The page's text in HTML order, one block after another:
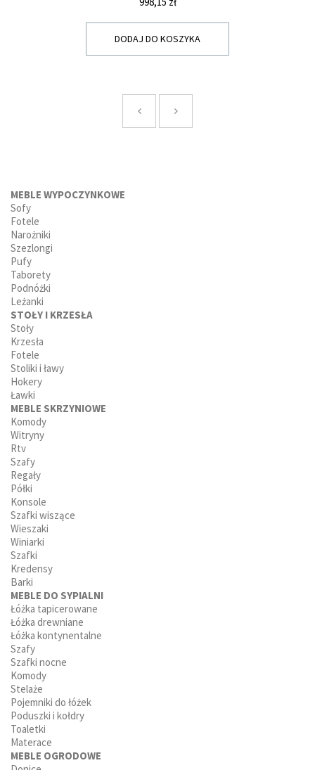
DODAJ DO KOSZYKA
MEBLE WYPOCZYNKOWE
Sofy
Fotele
Narożniki
Szezlongi
Pufy
Taborety
Podnóżki
Leżanki
STOŁY I KRZESŁA
Stoły
Krzesła
Fotele
Stoliki i ławy
Hokery
Ławki
MEBLE SKRZYNIOWE
Komody
Witryny
Rtv
Szafy
Regały
Półki
Konsole
Szafki wiszące
Wieszaki
Winiarki
Szafki
Kredensy
Barki
MEBLE DO SYPIALNI
Łóżka tapicerowane
Łóżka drewniane
Łóżka kontynentalne
Szafy
Szafki nocne
Komody
Stelaże
Pojemniki do łóżek
Poduszki i kołdry
Toaletki
Materace
MEBLE OGRODOWE